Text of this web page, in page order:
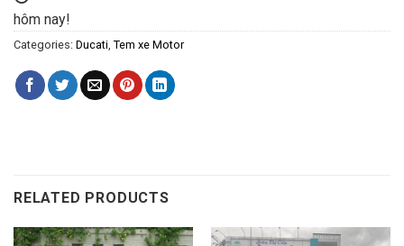
hôm nay!
Categories: Ducati, Tem xe Motor
RELATED PRODUCTS